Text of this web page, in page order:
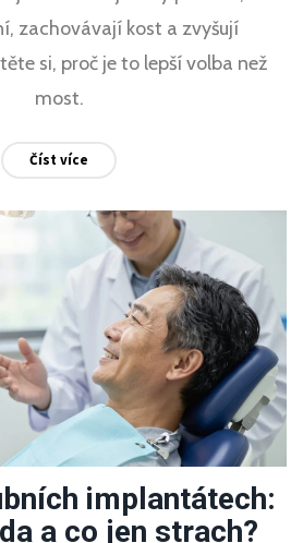
zachovávají kost a zvyšují
si, proč je to lepší volba než
most.
Číst více
implantátech:
a co jen strach?